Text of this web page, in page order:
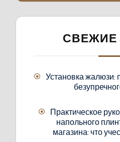
СВЕЖИЕ
Установка жалюзи:
Практическое
напольного
магазина: что